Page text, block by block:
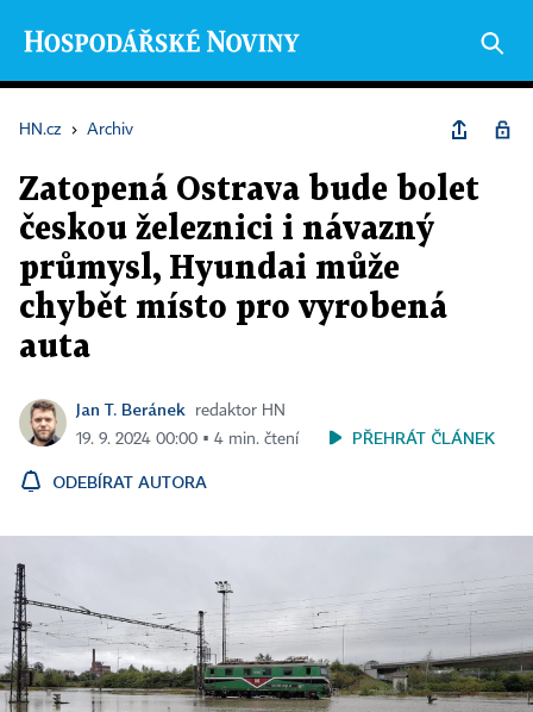
HN.cz › Archiv
Zatopená Ostrava bude bolet
českou železnici i návazný
průmysl, Hyundai může
chybět místo pro vyrobená
auta
Jan T. Beránek
redaktor HN
19. 9. 2024 00:00 ▪ 4 min. čtení
PŘEHRÁT ČLÁNEK
ODEBÍRAT AUTORA